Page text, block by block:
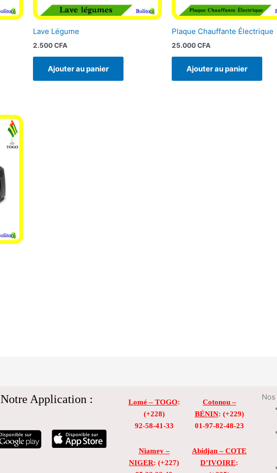
Lave Légume
2.500CFA
Ajouter au panier
Plaque Chauffante Électrique
25.000CFA
Ajouter au panier
Notre Application : Lomé – TOGO:
(+228)
92-58-41-33
Niamey –
NIGER: (+227)
Cotonou –
BÉNIN: (+229)
01-97-82-48-23
Abidjan – COTE
D’IVOIRE: